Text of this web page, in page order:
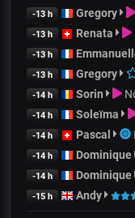
-13 h Gregory
-13 h Renata
-13 h
-13 h Gregory
-14 h Sorin
-14 h Soleïma
-14 h Pascal
-14 h Dominique
-14 h Dominique
-15 h Andy